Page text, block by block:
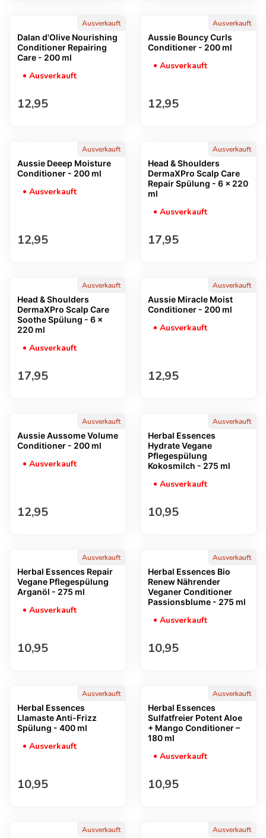
Ausverkauft
Dalan d'Olive Nourishing
Conditioner Repairing
Care - 200 ml
Ausverkauft
Regulärer Preis
12,95
Ausverkauft
Aussie Bouncy Curls
Conditioner - 200 ml
Ausverkauft
Regulärer Preis
12,95
Ausverkauft
Aussie Deeep Moisture
Conditioner - 200 ml
Ausverkauft
Regulärer Preis
12,95
Ausverkauft
Head & Shoulders
DermaXPro Scalp Care
Repair Spülung - 6 x 220
ml
Ausverkauft
Regulärer Preis
17,95
Ausverkauft
Head & Shoulders
DermaXPro Scalp Care
Soothe Spülung - 6 x
220 ml
Ausverkauft
Regulärer Preis
17,95
Ausverkauft
Aussie Miracle Moist
Conditioner - 200 ml
Ausverkauft
Regulärer Preis
12,95
Ausverkauft
Aussie Aussome Volume
Conditioner - 200 ml
Ausverkauft
Regulärer Preis
12,95
Ausverkauft
Herbal Essences
Hydrate Vegane
Pflegespülung
Kokosmilch - 275 ml
Ausverkauft
Regulärer Preis
10,95
Ausverkauft
Herbal Essences Repair
Vegane Pflegespülung
Arganöl - 275 ml
Ausverkauft
Regulärer Preis
10,95
Ausverkauft
Herbal Essences Bio
Renew Nährender
Veganer Conditioner
Passionsblume - 275 ml
Ausverkauft
Regulärer Preis
10,95
Ausverkauft
Herbal Essences
Llamaste Anti-Frizz
Spülung - 400 ml
Ausverkauft
Regulärer Preis
10,95
Ausverkauft
Herbal Essences
Sulfatfreier Potent Aloe
+ Mango Conditioner –
180 ml
Ausverkauft
Regulärer Preis
10,95
Ausverkauft Ausverkauft